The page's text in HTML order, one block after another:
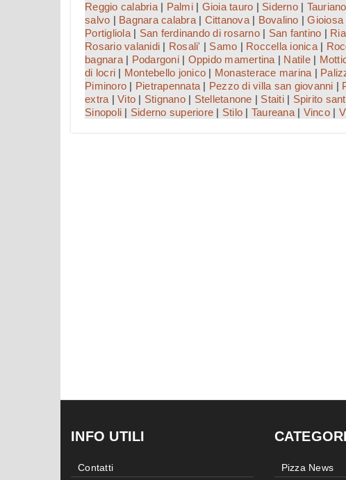
Reggio calabria| Palmi| Gioia tauro | Siderno|
salvo | Bagnara calabra| Cittanova| Bovalino |Gioiosa
Portigliola| San ferdinando di rosarno| San fantino |
Rosario valanidi | Rosali' | Samo | Roccella ionica|
bagnara| Podargoni| Oppido mamertina | Natile|
di locri | Montebello jonico | Monasterace marina |
Piminoro | Pietrapennata | Pezzo di villa san giovanni |
extra | Vito | Stignano| Stelletanone | Staiti| Spirito
Sinopoli | Siderno superiore | Stilo | Taureana| Vinco|
INFO UTILI
Contatti
Pizza News